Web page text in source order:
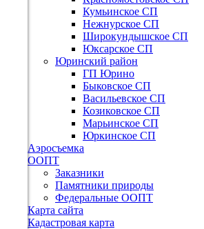
Кумьинское СП
Нежнурское СП
Широкундышское СП
Юксарское СП
Юринский район
ГП Юрино
Быковское СП
Васильевское СП
Козиковское СП
Марьинское СП
Юркинское СП
Аэросъемка
ООПТ
Заказники
Памятники природы
Федеральные ООПТ
Карта сайта
Кадастровая карта